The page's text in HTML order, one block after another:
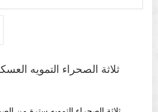
ثلاثة الصحراء التمويه